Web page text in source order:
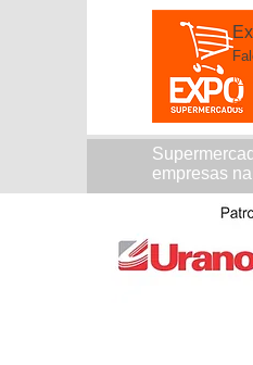
empresas